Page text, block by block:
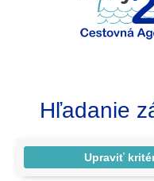
Hľadanie